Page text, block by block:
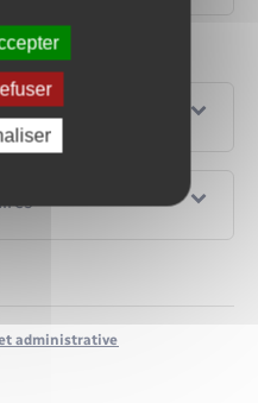
administrative